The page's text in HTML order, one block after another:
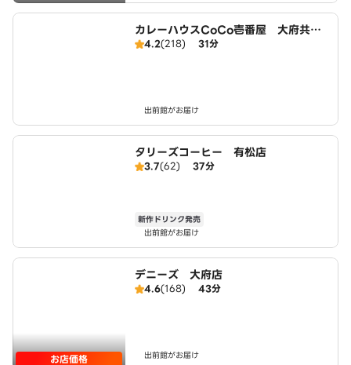
カレーハウスCoCo壱番屋 大府共和
店（SD）
4.2(218) 31分
出前館がお届け
タリーズコーヒー 有松店
3.7(62) 37分
新作ドリンク発売
出前館がお届け
お店価格
デニーズ 大府店
4.6(168) 43分
出前館がお届け